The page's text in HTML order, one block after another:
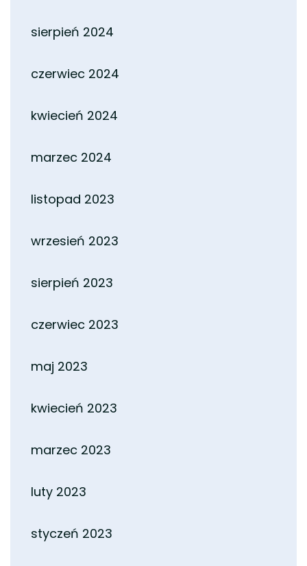
sierpień 2024
czerwiec 2024
kwiecień 2024
marzec 2024
listopad 2023
wrzesień 2023
sierpień 2023
czerwiec 2023
maj 2023
kwiecień 2023
marzec 2023
luty 2023
styczeń 2023